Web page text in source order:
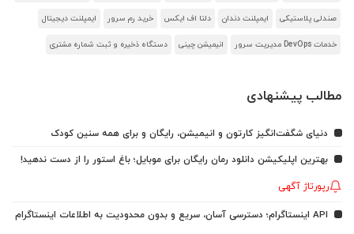
صندلی پلاستیکی ایمپلنت دندان دلتا اف ایکس خرید رم سرور ایمپلنت دیجیتال
خدمات DevOps مدیریت سرور انیمیشن چینی دستگاه ذخیره و ثبت شماره مشتری
مطالب پیشنهادی
دنیای شگفت‌انگیز کارتون و انیمیشن، رایگان و برای همه سنین کودک
بهترین اپلیکیشن دانلود رمان رایگان برای موبایل؛ باغ استور را از دست ندهید!
رپورتاژ آگهی
API اینستاگرام؛ دسترسی آسان، سریع و بدون محدودیت به اطلاعات اینستاگرام